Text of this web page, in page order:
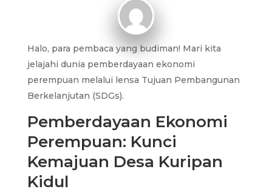
Halo, para pembaca yang budiman! Mari kita
jelajahi dunia pemberdayaan ekonomi
perempuan melalui lensa Tujuan Pembangunan
Berkelanjutan (SDGs).
Pemberdayaan Ekonomi
Perempuan: Kunci
Kemajuan Desa Kuripan
Kidul